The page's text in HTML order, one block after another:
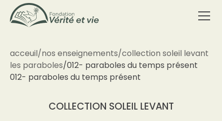
acceuil/nos enseignements/collection soleil levant
les paraboles/012- paraboles du temps présent
012- paraboles du temps présent
COLLECTION SOLEIL LEVANT